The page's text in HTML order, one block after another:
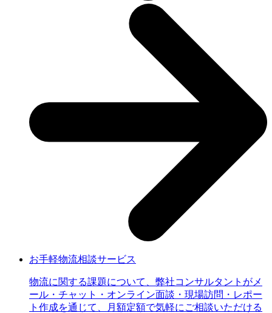
お手軽物流相談サービス
物流に関する課題について、弊社コンサルタントがメ
ール・チャット・オンライン面談・現場訪問・レポー
ト作成を通じて、月額定額で気軽にご相談いただける